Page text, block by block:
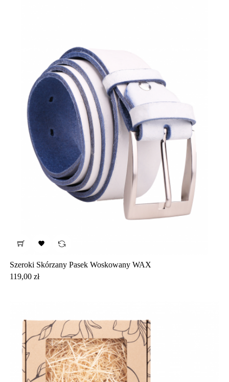

Szeroki Skórzany Pasek Woskowany WAX
Cena
119,00 zł